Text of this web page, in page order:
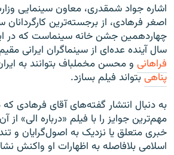
اشاره جواد شمقدری، معاون سینمایی
اصغر فرهادی،‌ از برجسته‌ترین کارگردانان
چهاردهمین جشن خانه سینماست که در
سال آینده عده‌ای از سینماگران ایرانی
فراهانی و محسن مخملباف بتوانند به
پناهیبتواند فیلم بسازد.
به دنبال انتشار گفته‌های آقای فرهادی
مهم‌ترین جوایز را با فیلم «درباره الی»
خبری متعلق یا نزدیک به اصول‌گرایان و
اسلامی بلافاصله به اظهارات او واکنش